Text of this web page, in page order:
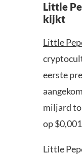
Little
kijkt
Little
eerste
miljard
op
Little